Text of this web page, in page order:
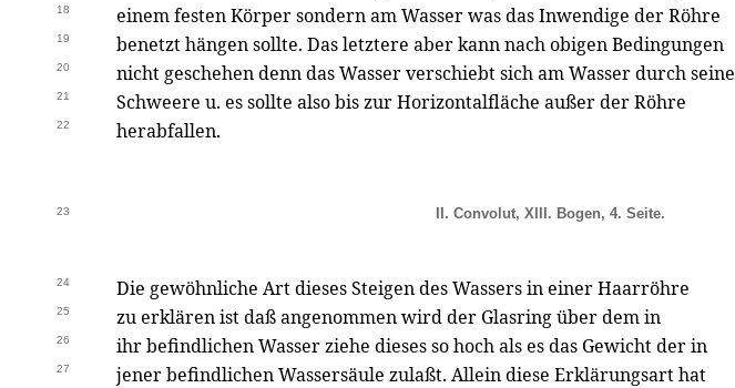
18 einem festen Körper sondern am Wasser was das Inwendige der Röhre
19 benetzt hängen sollte. Das letztere aber kann nach obigen Bedingungen
20 nicht geschehen denn das Wasser verschiebt sich am Wasser durch seine
21 Schweere u. es sollte also bis zur Horizontalfläche außer der Röhre
22 herabfallen.
23 II. Convolut, XIII. Bogen, 4. Seite.
24 Die gewöhnliche Art dieses Steigen des Wassers in einer Haarröhre
25 zu erklären ist daß angenommen wird der Glasring über dem in
26 ihr befindlichen Wasser ziehe dieses so hoch als es das Gewicht der in
27 jener befindlichen Wassersäule zulaßt. Allein diese Erklärungsart hat